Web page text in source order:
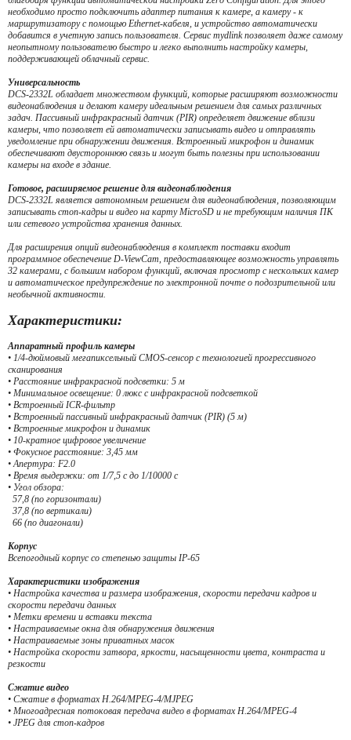
необходимо просто подключить адаптер питания к камере, а камеру - к
маршрутизатору с помощью Ethernet-кабеля, и устройство автоматически
добавится в учетную запись пользователя. Сервис mydlink позволяет даже самому
неопытному пользователю быстро и легко выполнить настройку камеры,
поддерживающей облачный сервис.
Универсальность
DCS-2332L обладает множеством функций, которые расширяют возможности
видеонаблюдения и делают камеру идеальным решением для самых различных
задач. Пассивный инфракрасный датчик (PIR) определяет движение вблизи
камеры, что позволяет ей автоматически записывать видео и отправлять
уведомление при обнаружении движения. Встроенный микрофон и динамик
обеспечивают двустороннюю связь и могут быть полезны при использовании
камеры на входе в здание.
Готовое, расширяемое решение для видеонаблюдения
DCS-2332L является автономным решением для видеонаблюдения, позволяющим
записывать стоп-кадры и видео на карту MicroSD и не требующим наличия ПК
или сетевого устройства хранения данных.
Для расширения опций видеонаблюдения в комплект поставки входит
программное обеспечение D-ViewCam, предоставляющее возможность управлять
32 камерами, с большим набором функций, включая просмотр с нескольких камер
и автоматическое предупреждение по электронной почте о подозрительной или
необычной активности.
Характеристики:
Аппаратный профиль камеры
• 1/4-дюймовый мегапиксельный CMOS-сенсор с технологией прогрессивного
сканирования
• Расстояние инфракрасной подсветки: 5 м
• Минимальное освещение: 0 люкс с инфракрасной подсветкой
• Встроенный ICR-фильтр
• Встроенный пассивный инфракрасный датчик (PIR) (5 м)
• Встроенные микрофон и динамик
• 10-кратное цифровое увеличение
• Фокусное расстояние: 3,45 мм
• Апертура: F2.0
• Время выдержки: от 1/7,5 с до 1/10000 с
• Угол обзора:
57,8 (по горизонтали)
37,8 (по вертикали)
66 (по диагонали)
Корпус
Всепогодный корпус со степенью защиты IP-65
Характеристики изображения
• Настройка качества и размера изображения, скорости передачи кадров и
скорости передачи данных
• Метки времени и вставки текста
• Настраиваемые окна для обнаружения движения
• Настраиваемые зоны приватных масок
• Настройка скорости затвора, яркости, насыщенности цвета, контраста и
резкости
Сжатие видео
• Сжатие в форматах H.264/MPEG-4/MJPEG
• Многоадресная потоковая передача видео в форматах H.264/MPEG-4
• JPEG для стоп-кадров